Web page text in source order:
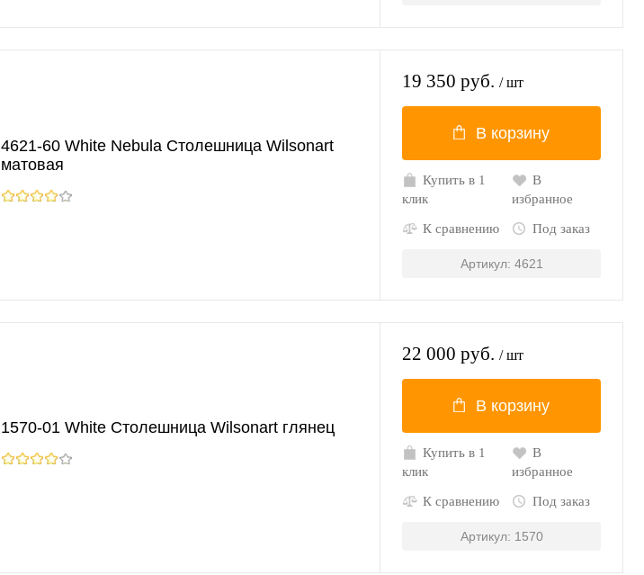
4621-60 White Nebula Столешница Wilsonart
матовая
19 350 руб. / шт
В корзину
Купить в 1
клик
В
избранное
К сравнению Под заказ
Артикул: 4621
1570-01 White Столешница Wilsonart глянец
22 000 руб. / шт
В корзину
Купить в 1
клик
В
избранное
К сравнению Под заказ
Артикул: 1570